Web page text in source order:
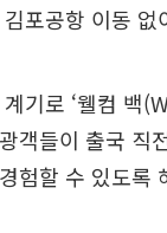
포공항 이동
기로 ‘웰컴 백
객들이 출국 직
험할 수 있도록